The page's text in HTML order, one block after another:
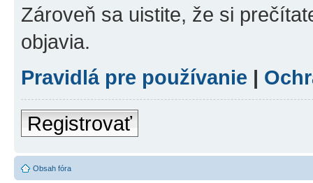
Zároveň sa uistite, že si
objavia.
Pravidlá pre používanie |
Registrovať
Obsah fóra